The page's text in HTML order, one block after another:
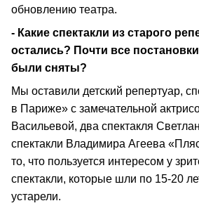
обновлению театра.
- Какие спектакли из старого
остались? Почти все
были сняты?
Мы оставили детский репертуар,
в Париже» с замечательной
Васильевой, два спектакля
спектакли Владимира Агеева
то, что пользуется интересом у
спектакли, которые шли по 15-20
устарели.